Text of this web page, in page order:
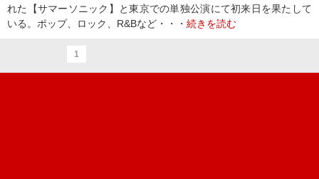
れた【サマーソニック】と東京での単独公演にて初来日を果たして
いる。ポップ、ロック、R&Bなど・・・ 続きを読む
1